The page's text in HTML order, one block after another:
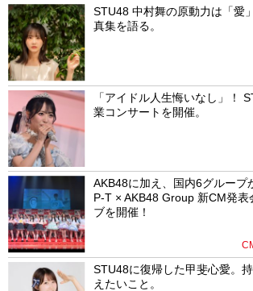
STU48 中村舞の原動力は「愛
真集を語る。
「アイドル人生悔いなし」！
業コンサートを開催。
AKB48に加え、国内6グループ
P-T × AKB48 Group 新CM発表
ブを開催！
STU48に復帰した甲斐心愛。
えたいこと。